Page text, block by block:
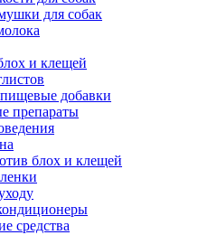
для собак
и клещей
добавки
препараты
блох и клещей
средства